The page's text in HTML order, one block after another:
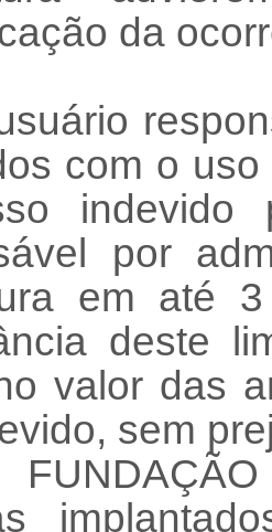
da
com o
indevido
por
em até
deste
valor das
sem